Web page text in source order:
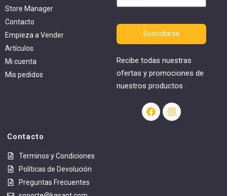
Store Manager
Contacto
Empieza a Vender
Artículos
Mi cuenta
Mis pedidos
Suscribirse
Recibe todas nuestras
ofertas y promociones de
nuestros productos
Contacto
Terminos y Condiciones
Políticas de Devolución
Preguntas Frecuentes